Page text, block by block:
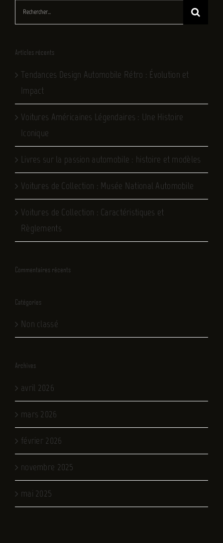
Rechercher:
Articles récents
Tendances Design Automobile Rétro : Évolution et
Impact
Voitures Américaines Légendaires : Une Histoire
Iconique
Livres sur la passion automobile : histoire et modèles
Voitures de Collection : Musée National Automobile
Voitures de Collection : Caractéristiques et
Règlements
Commentaires récents
Catégories
Non classé
Archives
avril 2026
mars 2026
février 2026
novembre 2025
mai 2025